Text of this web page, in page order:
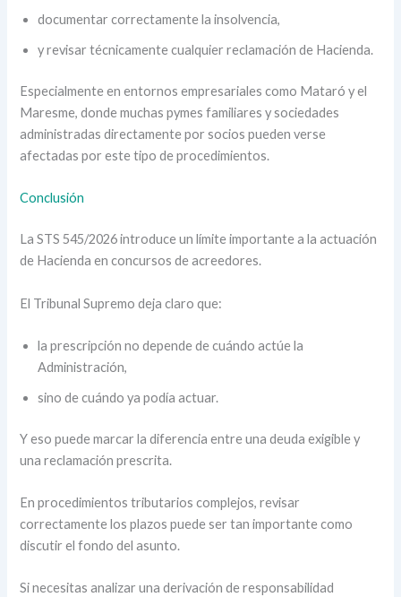
documentar correctamente la insolvencia,
y revisar técnicamente cualquier reclamación de Hacienda.
Especialmente en entornos empresariales como Mataró y el
Maresme, donde muchas pymes familiares y sociedades
administradas directamente por socios pueden verse
afectadas por este tipo de procedimientos.
Conclusión
La STS 545/2026 introduce un límite importante a la actuación
de Hacienda en concursos de acreedores.
El Tribunal Supremo deja claro que:
la prescripción no depende de cuándo actúe la
Administración,
sino de cuándo ya podía actuar.
Y eso puede marcar la diferencia entre una deuda exigible y
una reclamación prescrita.
En procedimientos tributarios complejos, revisar
correctamente los plazos puede ser tan importante como
discutir el fondo del asunto.
Si necesitas analizar una derivación de responsabilidad